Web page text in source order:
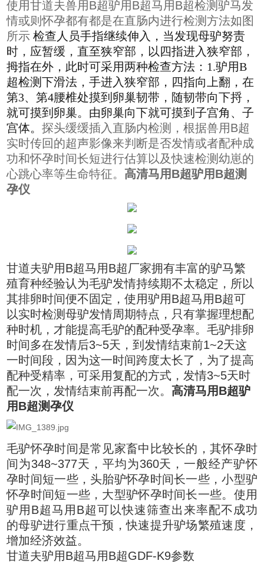
使用甘道夫兽用B超驴用B超马用B超检测驴马发
情或则怀孕都有都是在直肠内进行检测方法如图
所示 检查人员手指继续伸入，当发现母驴努责
时，应暂缓，直至狭窄部，以四指进入狭窄部，
拇指在外，此时可采用两种检查方法：1.驴用B
超检测下滑法，手进入狭窄部，四指向上翻，在
第3、第4腰椎处摸到卵巢韧带，随韧带向下捋，
就可摸到卵巢。由卵巢向下就可摸到子宫角、子
宫体。探头缓缓插入直肠内检测，根据兽用B超
实时传回的超声影像来判断是否发情或者配种成
功和怀孕时间长短进行估算以及快速检测幼崽的
心跳心率等生命特征。 高清马用B超驴用B超测
孕仪
甘道夫驴用B超马用B超厂家拥有丰富的驴马繁
殖育种经验认为毛驴发情持续期不太稳定，所以
其排卵时间便不固定，使用驴用B超马用B超可
以实时检测母驴发情周期特点，只有掌握理想配
种时机，才能提高毛驴的配种受孕率。毛驴排卵
时间多在发情后3~5天，到发情结束前1~2天这
一时间段，因为这一时间跨度太长了，为了提高
配种受精率，可采用复配的方式，发情3~5天时
配一次，发情结束前再配一次。高清马用B超驴
用B超测孕仪
毛驴怀孕时间是常见家畜中比较长的，其怀孕时
间为348~377天，平均为360天，一般经产驴怀
孕时间短一些，头胎驴怀孕时间长一些，小型驴
怀孕时间短一些，大型驴怀孕时间长一些。使用
驴用B超马用B超可以快速筛查出来率配不成功
的母驴进行重点干预，快速提升驴场繁殖速度，
增加经济效益。
甘道夫驴用B超马用B超GDF-K9参数